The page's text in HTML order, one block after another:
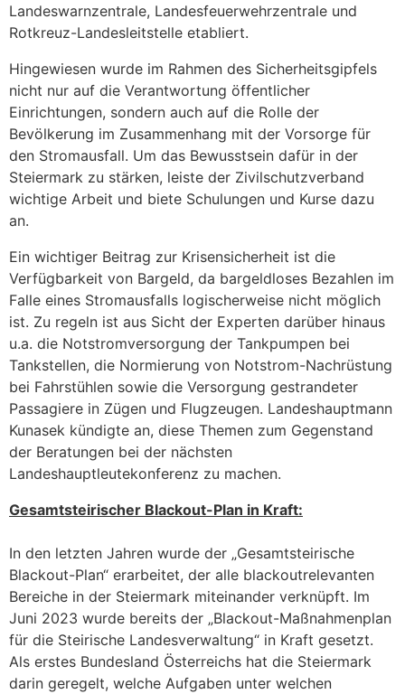
Landeswarnzentrale, Landesfeuerwehrzentrale und
Rotkreuz-Landesleitstelle etabliert.
Hingewiesen wurde im Rahmen des Sicherheitsgipfels
nicht nur auf die Verantwortung öffentlicher
Einrichtungen, sondern auch auf die Rolle der
Bevölkerung im Zusammenhang mit der Vorsorge für
den Stromausfall. Um das Bewusstsein dafür in der
Steiermark zu stärken, leiste der Zivilschutzverband
wichtige Arbeit und biete Schulungen und Kurse dazu
an.
Ein wichtiger Beitrag zur Krisensicherheit ist die
Verfügbarkeit von Bargeld, da bargeldloses Bezahlen im
Falle eines Stromausfalls logischerweise nicht möglich
ist. Zu regeln ist aus Sicht der Experten darüber hinaus
u.a. die Notstromversorgung der Tankpumpen bei
Tankstellen, die Normierung von Notstrom-Nachrüstung
bei Fahrstühlen sowie die Versorgung gestrandeter
Passagiere in Zügen und Flugzeugen. Landeshauptmann
Kunasek kündigte an, diese Themen zum Gegenstand
der Beratungen bei der nächsten
Landeshauptleutekonferenz zu machen.
Gesamtsteirischer Blackout-Plan in Kraft:
In den letzten Jahren wurde der „Gesamtsteirische
Blackout-Plan“ erarbeitet, der alle blackoutrelevanten
Bereiche in der Steiermark miteinander verknüpft. Im
Juni 2023 wurde bereits der „Blackout-Maßnahmenplan
für die Steirische Landesverwaltung“ in Kraft gesetzt.
Als erstes Bundesland Österreichs hat die Steiermark
darin geregelt, welche Aufgaben unter welchen